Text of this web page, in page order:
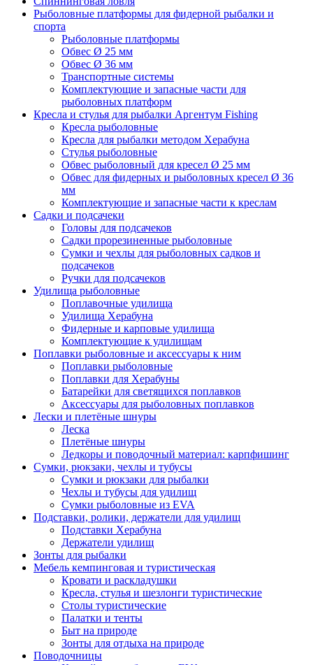
Рыболовные платформы для фидерной рыбалки и
спорта
Рыболовные платформы
Обвес Ø 25 мм
Обвес Ø 36 мм
Транспортные системы
Комплектующие и запасные части для
рыболовных платформ
Кресла и стулья для рыбалки Аргентум Fishing
Кресла рыболовные
Кресла для рыбалки методом Херабуна
Стулья рыболовные
Обвес рыболовный для кресел Ø 25 мм
Обвес для фидерных и рыболовных кресел Ø 36
мм
Комплектующие и запасные части к креслам
Садки и подсачеки
Головы для подсачеков
Садки прорезиненные рыболовные
Сумки и чехлы для рыболовных садков и
подсачеков
Ручки для подсачеков
Удилища рыболовные
Поплавочные удилища
Удилища Херабуна
Фидерные и карповые удилища
Комплектующие к удилищам
Поплавки рыболовные и аксессуары к ним
Поплавки рыболовные
Поплавки для Херабуны
Батарейки для светящихся поплавков
Аксессуары для рыболовных поплавков
Лески и плетёные шнуры
Леска
Плетёные шнуры
Ледкоры и поводочный материал: карпфишинг
Сумки, рюкзаки, чехлы и тубусы
Сумки и рюкзаки для рыбалки
Чехлы и тубусы для удилищ
Сумки рыболовные из EVA
Подставки, ролики, держатели для удилищ
Подставки Херабуна
Держатели удилищ
Зонты для рыбалки
Мебель кемпинговая и туристическая
Кровати и раскладушки
Кресла, стулья и шезлонги туристические
Столы туристические
Палатки и тенты
Быт на природе
Зонты для отдыха на природе
Поводочницы